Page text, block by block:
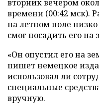
вторник вечером
времени (00:42 мск).
на летном поле
смог посадить его на
«Он опустил его на
пишет немецкое
использовал ли
специальные
вручную.